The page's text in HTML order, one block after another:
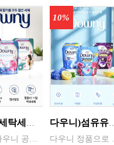
다우니)섬유유연제 3리터 프레쉬 리필 _{ 4입 한박스단위 판매 } 선라이즈 / 프레쉬 브리즈 / 미스티크
10%